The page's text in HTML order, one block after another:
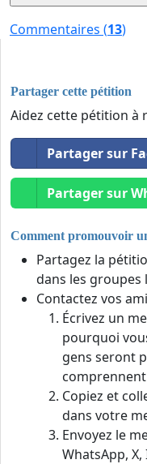
Commentaires (13)
Partager cette pétition
Aidez cette pétition à
Partager sur
Partager sur
Comment promouvoir
Partagez la
dans les groupes
Contactez vos
Écrivez un
pourquoi
gens seront
Copiez et
dans votre
Envoyez le
WhatsApp,